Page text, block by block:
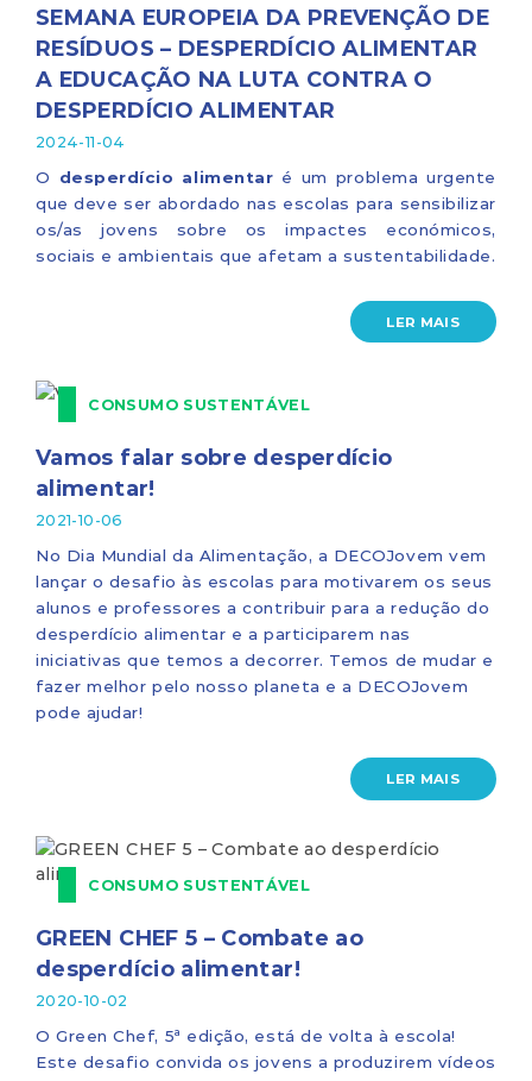
SEMANA EUROPEIA DA PREVENÇÃO DE
RESÍDUOS – DESPERDÍCIO ALIMENTAR
A EDUCAÇÃO NA LUTA CONTRA O
DESPERDÍCIO ALIMENTAR
2024-11-04
O desperdício alimentar é um problema urgente
que deve ser abordado nas escolas para sensibilizar
os/as jovens sobre os impactes económicos,
sociais e ambientais que afetam a sustentabilidade.
LER MAIS
CONSUMO SUSTENTÁVEL
Vamos falar sobre desperdício
alimentar!
2021-10-06
No Dia Mundial da Alimentação, a DECOJovem vem
lançar o desafio às escolas para motivarem os seus
alunos e professores a contribuir para a redução do
desperdício alimentar e a participarem nas
iniciativas que temos a decorrer. Temos de mudar e
fazer melhor pelo nosso planeta e a DECOJovem
pode ajudar!
LER MAIS
CONSUMO SUSTENTÁVEL
GREEN CHEF 5 – Combate ao
desperdício alimentar!
2020-10-02
O Green Chef, 5ª edição, está de volta à escola!
Este desafio convida os jovens a produzirem vídeos